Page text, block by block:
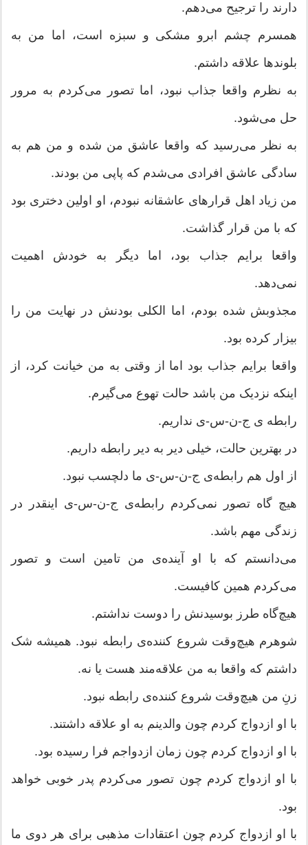
دارند را ترجیح می‌دهم.
همسرم چشم ابرو مشکی و سبزه است، اما من به
بلوندها علاقه داشتم.
به نظرم واقعا جذاب نبود، اما تصور می‌کردم به مرور
حل می‌شود.
به نظر می‌رسید که واقعا عاشق من شده و من هم به
سادگی عاشق افرادی می‌شدم که پاپی من بودند.
من زیاد اهل قرارهای عاشقانه نبودم، او اولین دختری بود
که با من قرار گذاشت.
واقعا برایم جذاب بود، اما دیگر به خودش اهمیت
نمی‌دهد.
مجذوبش شده بودم، اما الکلی بودنش در نهایت من را
بیزار کرده بود.
واقعا برایم جذاب بود اما از وقتی به من خیانت کرد، از
اینکه نزدیک من باشد حالت تهوع می‌گیرم.
رابطه ی ج-ن-س-ی نداریم.
در بهترین حالت، خیلی دیر به دیر رابطه‌ داریم.
از اول هم رابطه‌ی ج-ن-س-ی ما دلچسب نبود.
هیچ گاه تصور نمی‌کردم رابطه‌ی ج-ن-س-ی اینقدر در
زندگی مهم باشد.
می‌دانستم که با او آینده‌ی من تامین است و تصور
می‌کردم همین کافیست.
هیچ‌گاه طرز بوسیدنش را دوست نداشتم.
شوهرم هیچ‌وقت شروع کننده‌ی رابطه‌ نبود. همیشه شک
داشتم که واقعا به من علاقه‌مند هست یا نه.
زنِ من هیچ‌وقت شروع کننده‌ی رابطه‌ نبود.
با او ازدواج کردم چون والدینم به او علاقه داشتند.
با او ازدواج کردم چون زمان ازدواجم فرا رسیده بود.
با او ازدواج کردم چون تصور می‌کردم پدر خوبی خواهد
بود.
با او ازدواج کردم چون اعتقادات مذهبی برای هر دوی ما